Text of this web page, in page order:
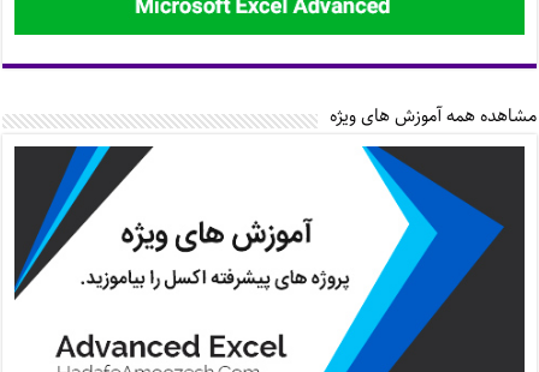
مشاهده همه آموزش های ویژه